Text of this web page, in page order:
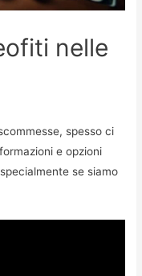
nelle
spesso ci
e opzioni
se siamo